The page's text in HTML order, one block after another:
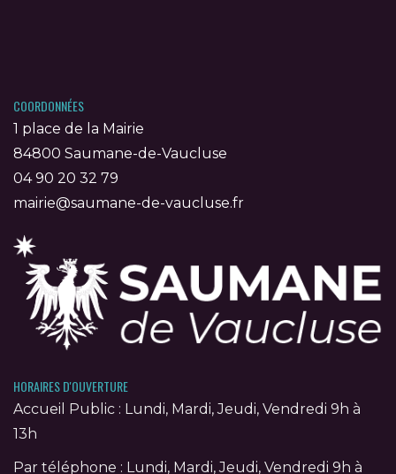
COORDONNÉES
1 place de la Mairie
84800 Saumane-de-Vaucluse
04 90 20 32 79
mairie@saumane-de-vaucluse.fr
HORAIRES D'OUVERTURE
Accueil Public : Lundi, Mardi, Jeudi, Vendredi 9h à
13h
Par téléphone : Lundi, Mardi, Jeudi, Vendredi 9h à